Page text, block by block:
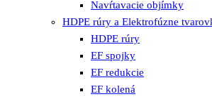
Navŕtavacie objímky
HDPE rúry a Elektrofúzne
HDPE rúry
EF spojky
EF redukcie
EF kolená